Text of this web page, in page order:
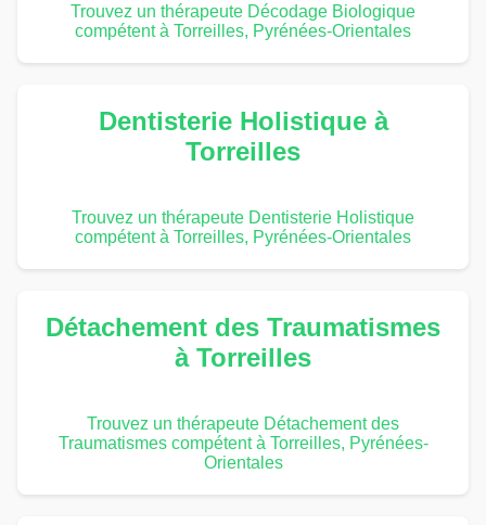
Trouvez un thérapeute Décodage Biologique
compétent à Torreilles, Pyrénées-Orientales
Dentisterie Holistique à
Torreilles
Trouvez un thérapeute Dentisterie Holistique
compétent à Torreilles, Pyrénées-Orientales
Détachement des Traumatismes
à Torreilles
Trouvez un thérapeute Détachement des
Traumatismes compétent à Torreilles, Pyrénées-
Orientales